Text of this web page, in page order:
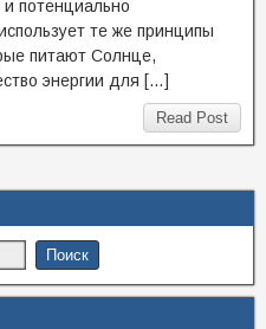
и потенциально
те же принципы
питают Солнце,
энергии для […]
Read Post